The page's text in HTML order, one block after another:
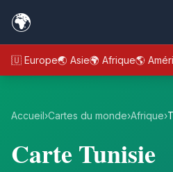
🌍
🇪🇺 Europe🌏 Asie🌍 Afrique🌎
Accueil›Cartes du monde›Afrique›
Carte Tunisie